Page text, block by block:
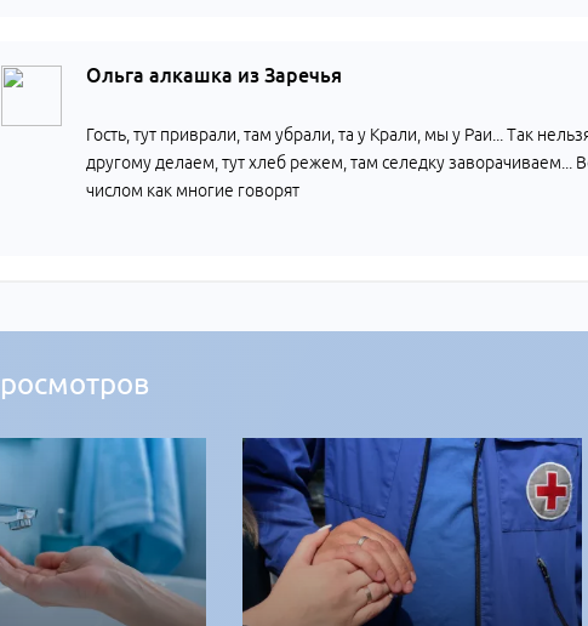
Ольга алкашка из Заречья
Гость, тут приврали, там убрали, та у Крали, мы у Раи... Так
другому делаем, тут хлеб режем, там селедку заворачиваем...
числом как многие говорят